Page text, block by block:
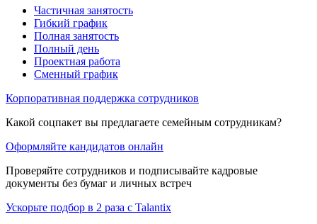
Частичная занятость
Гибкий график
Полная занятость
Полный день
Проектная работа
Сменный график
Корпоративная поддержка сотрудников
Какой соцпакет вы предлагаете семейным сотрудникам?
Оформляйте кандидатов онлайн
Проверяйте сотрудников и подписывайте кадровые
документы без бумаг и личных встреч
Ускорьте подбор в 2 раза с Talantix